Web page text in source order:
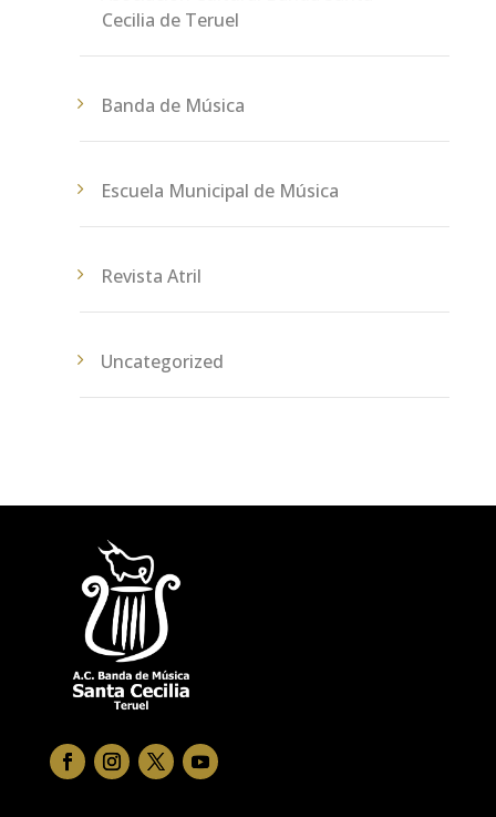
Cecilia de Teruel
Banda de Música
Escuela Municipal de Música
Revista Atril
Uncategorized